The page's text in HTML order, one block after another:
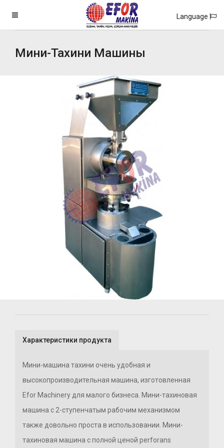
Language
Мини-Тахини Машины
Характеристики продукта
Мини-машина тахини очень удобная и
высокопроизводительная машина, изготовленная
Efor Machinery для малого бизнеса. Мини-тахиновая
машина с 2-ступенчатым рабочим механизмом
также довольно проста в использовании. Мини-
тахиновая машина с полной ценой perforans